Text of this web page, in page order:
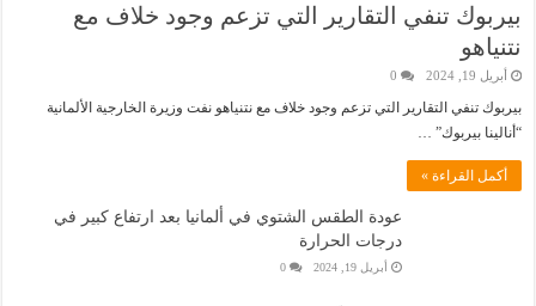
بيربوك تنفي التقارير التي تزعم وجود خلاف مع
نتنياهو
أبريل 19, 2024 0
بيربوك تنفي التقارير التي تزعم وجود خلاف مع نتنياهو نفت وزيرة الخارجية الألمانية
“أنالينا بيربوك” …
أكمل القراءة »
عودة الطقس الشتوي في ألمانيا بعد ارتفاع كبير في
درجات الحرارة
أبريل 19, 2024 0